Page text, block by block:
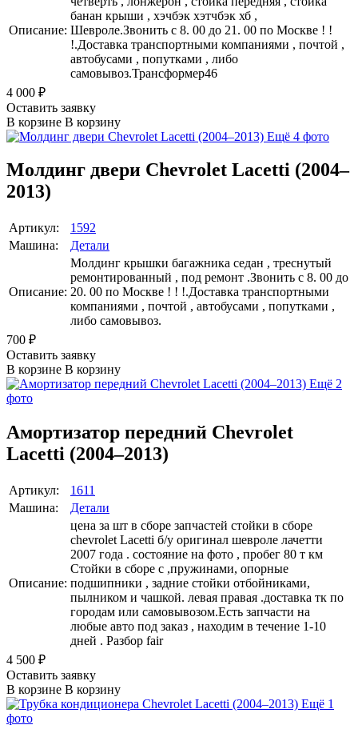
Описание:
банан крыши , хэчбэк хэтчбэк хб ,
Шевроле.Звонить с 8. 00 до 21. 00 по Москве ! !
!.Доставка транспортными компаниями , почтой ,
автобусами , попутками , либо
самовывоз.Трансформер46
4 000 ₽
Оставить заявку
В корзине В корзину
Ещё 4 фото
Молдинг двери Chevrolet Lacetti (2004–
2013)
Артикул:
1592
Машина:
Детали
Описание:
Молдинг крышки багажника седан , треснутый
ремонтированный , под ремонт .Звонить с 8. 00 до
20. 00 по Москве ! ! !.Доставка транспортными
компаниями , почтой , автобусами , попутками ,
либо самовывоз.
700 ₽
Оставить заявку
В корзине В корзину
Ещё 2
фото
Амортизатор передний Chevrolet
Lacetti (2004–2013)
Артикул:
1611
Машина:
Детали
Описание:
цена за шт в сборе запчастей стойки в сборе
chevrolet Lacetti б/у оригинал шевроле лачетти
2007 года . состояние на фото , пробег 80 т км
Стойки в сборе с ,пружинами, опорные
подшипники , задние стойки отбойниками,
пылником и чашкой. левая правая .доставка тк по
городам или самовывозом.Есть запчасти на
любые авто под заказ , находим в течение 1-10
дней . Разбор fair
4 500 ₽
Оставить заявку
В корзине В корзину
Ещё 1
фото